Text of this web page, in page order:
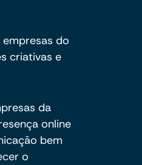
do
criativas e
da
online
bem
o